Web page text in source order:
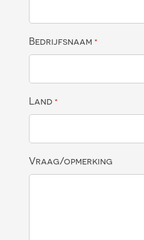
Bedrijfsnaam *
Land *
Vraag/opmerking